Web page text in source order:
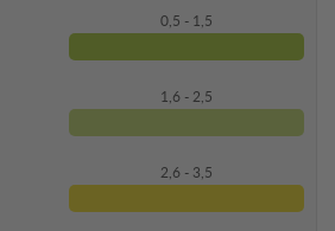
0,5 - 1,5
1,6 - 2,5
2,6 - 3,5